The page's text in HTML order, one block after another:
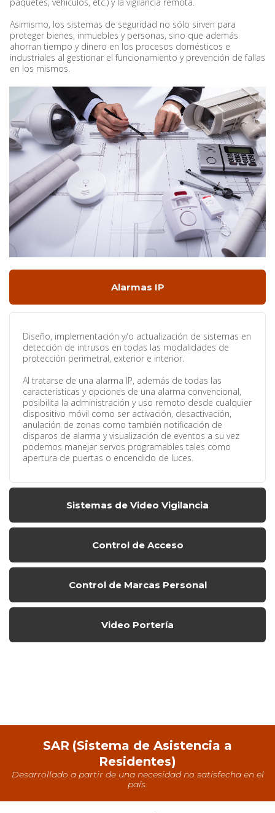
Asimismo, los sistemas de seguridad no sólo sirven para
proteger bienes, inmuebles y personas, sino que además
ahorran tiempo y dinero en los procesos domésticos e
industriales al gestionar el funcionamiento y prevención de fallas
en los mismos.
Alarmas IP
Diseño, implementación y/o actualización de sistemas en
detección de intrusos en todas las modalidades de
protección perimetral, exterior e interior.
Al tratarse de una alarma IP, además de todas las
características y opciones de una alarma convencional,
posibilita la administración y uso remoto desde cualquier
dispositivo móvil como ser activación, desactivación,
anulación de zonas como también notificación de
disparos de alarma y visualización de eventos a su vez
podemos manejar servos programables tales como
apertura de puertas o encendido de luces.
Sistemas de Video Vigilancia
Control de Acceso
Control de Marcas Personal
Video Portería
SAR (Sistema de Asistencia a
Residentes)
Desarrollado a partir de una necesidad no satisfecha en el
país.